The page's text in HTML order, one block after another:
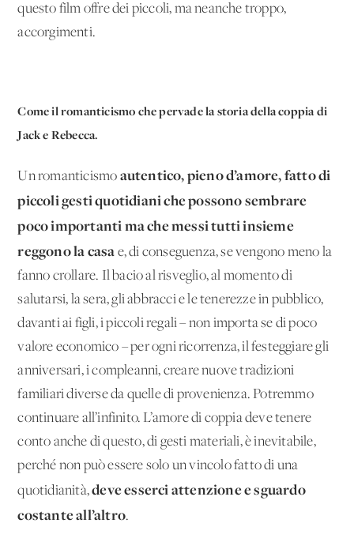
questo film offre dei piccoli, ma neanche troppo,
accorgimenti.
Come il romanticismo che pervade la storia della coppia di
Jack e Rebecca.
Un romanticismo autentico, pieno d’amore, fatto di
piccoli gesti quotidiani che possono sembrare
poco importanti ma che messi tutti insieme
reggono la casa e, di conseguenza, se vengono meno la
fanno crollare. Il bacio al risveglio, al momento di
salutarsi, la sera, gli abbracci e le tenerezze in pubblico,
davanti ai figli, i piccoli regali – non importa se di poco
valore economico – per ogni ricorrenza, il festeggiare gli
anniversari, i compleanni, creare nuove tradizioni
familiari diverse da quelle di provenienza. Potremmo
continuare all’infinito. L’amore di coppia deve tenere
conto anche di questo, di gesti materiali, è inevitabile,
perché non può essere solo un vincolo fatto di una
quotidianità,deve esserci attenzione e sguardo
costante all’altro.